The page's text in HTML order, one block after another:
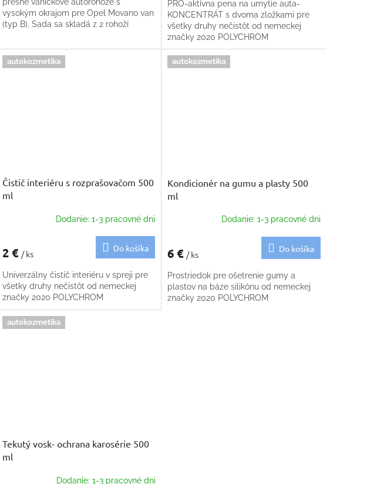
vysokým okrajom pre Opel Movano van
(typ B). Sada sa skladá z 2 rohoží
PRO-aktívna pena na umytie auta-
KONCENTRÁT s dvoma zložkami pre
všetky druhy nečistôt od nemeckej
značky 2020 POLYCHROM
autokozmetika
Čistič interiéru s rozprašovačom 500
ml
Dodanie: 1-3 pracovné dni
2 € / ks
Do košíka
Univerzálny čistič interiéru v spreji pre
všetky druhy nečistôt od nemeckej
značky 2020 POLYCHROM
autokozmetika
Kondicionér na gumu a plasty 500
ml
Dodanie: 1-3 pracovné dni
6 € / ks
Do košíka
Prostriedok pre ošetrenie gumy a
plastov na báze silikónu od nemeckej
značky 2020 POLYCHROM
autokozmetika
Tekutý vosk- ochrana karosérie 500
ml
Dodanie: 1-3 pracovné dni